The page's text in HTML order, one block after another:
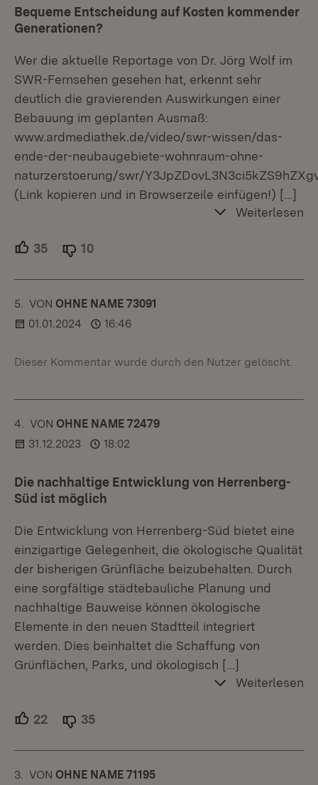
Bequeme Entscheidung auf Kosten kommender
Generationen?
Wer die aktuelle Reportage von Dr. Jörg Wolf im
SWR-Fernsehen gesehen hat, erkennt sehr
deutlich die gravierenden Auswirkungen einer
Bebauung im geplanten Ausmaß:
www.ardmediathek.de/video/swr-wissen/das-
ende-der-neubaugebiete-wohnraum-ohne-
naturzerstoerung/swr/
(Link kopieren und in Browserzeile einfügen!) […]
Weiterlesen
35 Unterstützer.
10
5. KOMMENTAR
VON :OHNE NAME 73091
01.01.2024
16:46
Dieser Kommentar wurde durch den Nutzer gelöscht.
4. KOMMENTAR
VON :OHNE NAME 72479
31.12.2023
18:02
Die nachhaltige Entwicklung von Herrenberg-
Süd ist möglich
Die Entwicklung von Herrenberg-Süd bietet eine
einzigartige Gelegenheit, die ökologische Qualität
der bisherigen Grünfläche beizubehalten. Durch
eine sorgfältige städtebauliche Planung und
nachhaltige Bauweise können ökologische
Elemente in den neuen Stadtteil integriert
werden. Dies beinhaltet die Schaffung von
Grünflächen, Parks, und ökologisch […]
Weiterlesen
22 Unterstützer.
35
3. KOMMENTAR
VON :OHNE NAME 71195